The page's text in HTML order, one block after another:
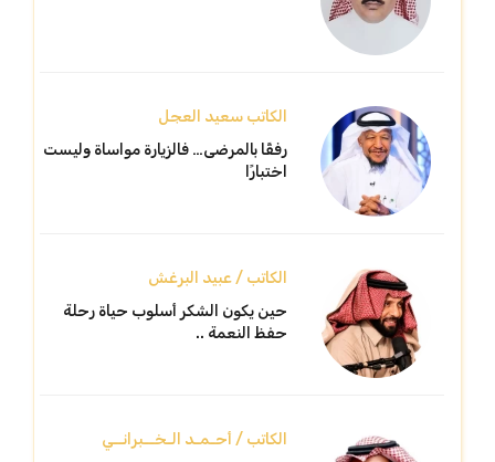
الكاتب سعيد العجل
رفقًا بالمرضى… فالزيارة مواساة وليست
اختبارًا
الكاتب / عبيد البرغش
حين يكون الشكر أسلوب حياة رحلة
حفظ النعمة ..
الكاتب / أحـمـد الـخــبرانــي